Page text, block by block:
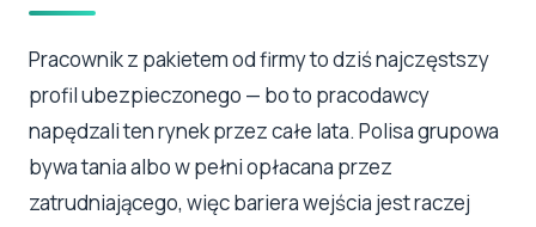
Pracownik z pakietem od firmy to dziś najczęstszy
profil ubezpieczonego — bo to pracodawcy
napędzali ten rynek przez całe lata. Polisa grupowa
bywa tania albo w pełni opłacana przez
zatrudniającego, więc bariera wejścia jest raczej